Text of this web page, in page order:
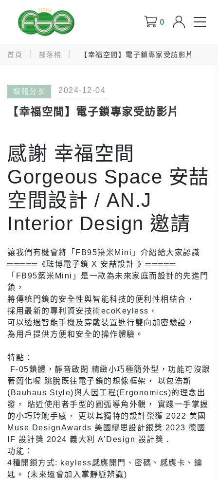
0
首頁 部落格 【幸福空間】電子鎖專家受訪影片
媒體分享 2024-12-04
【幸福空間】電子鎖專家受訪影片
感謝 幸福空間
Gorgeous Space 安喆
空間設計 / AN.J
Interior Design 邀請
讓我們有機會將「FB95築米Mini」介紹給大家認識
═════《琺博電子鎖 X 安喆設計 》═════
「FB95築米Mini」是一款為未來家庭而設計的先進門
鎖，
將傳統門鎖的安全性與智能科技的便利性相結合，
採用最新的專利資安技術ecoKeyless，
可以透過智能手機及穿戴裝置進行雙向加密驗證，
為用戶提供方便和安全的操作體驗。
特點：
F-05鎖體，靜音啟閉 精緻小巧極簡外型，功能可沒跟
著簡化喔 跳脫既往電子鎖的想像框架， 以包浩斯
(Bauhaus Style)與人因工程(Ergonomics)的理念出
發， 貼近使用者手型的圓弧導角外觀， 實踐一手掌握
的小巧玲瓏手感， 更以其獨特的設計榮獲 2022 美國
Muse DesignAwards 美國繆思設計銀獎 2023 德國
IF 設計獎 2024 義大利 A’Design 設計獎 .
功能：
4種開鎖方式: keyless感應開門、密碼、感應卡、鑰
匙。 (未來還會加入掌靜脈辨識)